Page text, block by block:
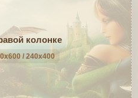
колонке
/ 240x400